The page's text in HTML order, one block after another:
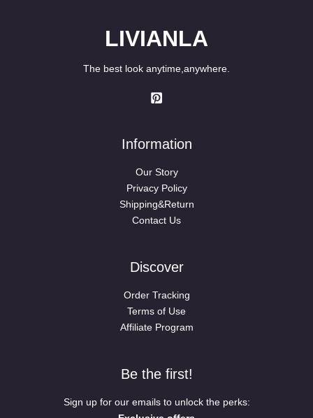
LIVIANLA
The best look anytime,anywhere.
Information
Our Story
Privacy Policy
Shipping&Return
Contact Us
Discover
Order Tracking
Terms of Use
Affiliate Program
Be the first!
Sign up for our emails to unlock the perks: